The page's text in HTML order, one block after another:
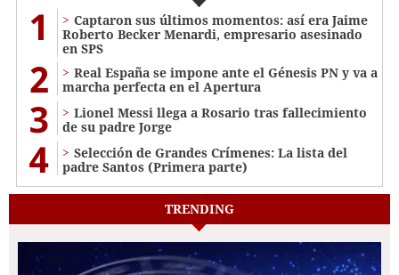
1
Captaron sus últimos momentos: así era Jaime
Roberto Becker Menardi​​​, empresario asesinado
en SPS
2
Real España se impone ante el Génesis PN y va a
marcha perfecta en el Apertura
3
Lionel Messi llega a Rosario tras fallecimiento
de su padre Jorge
4
Selección de Grandes Crímenes: La lista del
padre Santos (Primera parte)
TRENDING